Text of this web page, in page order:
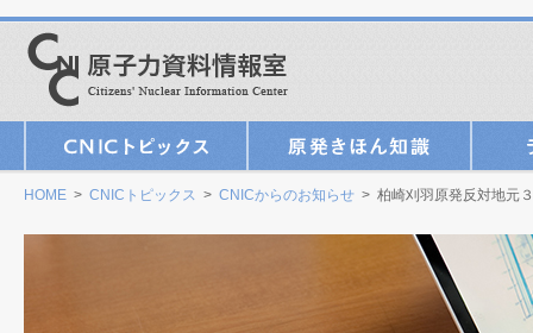
HOME > CNICトピックス > CNICからのお知らせ > 柏崎刈羽原発反対地元